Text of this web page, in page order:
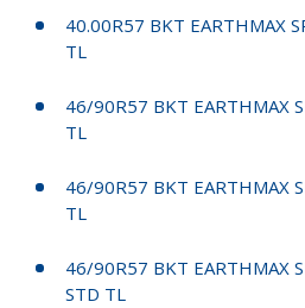
40.00R57 BKT EARTHMAX
TL
46/90R57 BKT EARTHMAX
TL
46/90R57 BKT EARTHMAX
TL
46/90R57 BKT EARTHMAX
STD TL